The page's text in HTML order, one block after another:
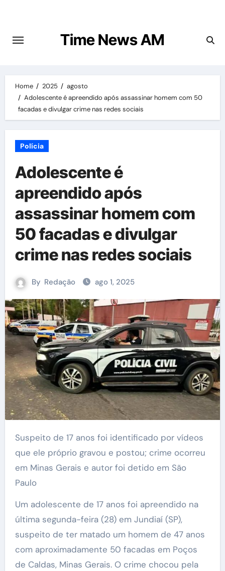
content
Time News AM
Home 2025
agosto
Adolescente é apreendido após assassinar homem com 50
facadas e divulgar crime nas redes sociais
Polícia
Adolescente é
apreendido após
assassinar homem com
50 facadas e divulgar
crime nas redes sociais
By Redação ago 1, 2025
Suspeito de 17 anos foi identificado por vídeos
que ele próprio gravou e postou; crime ocorreu
em Minas Gerais e autor foi detido em São
Paulo
Um adolescente de 17 anos foi apreendido na
última segunda-feira (28) em Jundiaí (SP),
suspeito de ter matado um homem de 47 anos
com aproximadamente 50 facadas em Poços
de Caldas, Minas Gerais. O crime chocou pela